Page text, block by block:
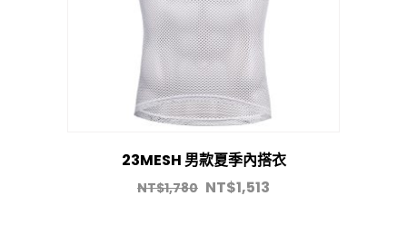
23MESH 男款夏季內搭衣
NT$1,780 NT$1,513